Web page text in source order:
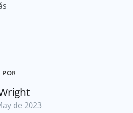
POR
de 2023